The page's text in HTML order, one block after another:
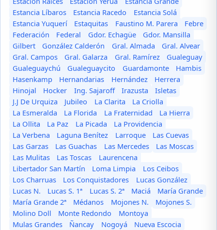
Estancia Líbaros
Estancia Racedo
Estancia Solá
Estancia Yuquerí
Estaquitas Faustino M. Parera
Febre
Federación
Federal Gdor. Echagüe
Gdor. Mansilla
Gilbert
González Calderón Gral. Almada
Gral. Alvear
Gral. Campos
Gral. Galarza Gral. Ramírez
Gualeguay
Gualeguaychú
Gualeguaycito Guardamonte
Hambis
Hasenkamp
Hernandarias Hernández
Herrera
Hinojal
Hocker Ing. Sajaroff Irazusta
Isletas
J.J De Urquiza
Jubileo La Clarita
La Criolla
La Esmeralda
La Florida La Fraternidad
La Hierra
La Ollita
La Paz La Picada
La Providencia
La Verbena
Laguna Benítez Larroque
Las Cuevas
Las Garzas
Las Guachas Las Mercedes
Las Moscas
Las Mulitas
Las Toscas
Laurencena
Libertador San Martín
Loma Limpia
Los Ceibos
Los Charruas
Los Conquistadores
Lucas González
Lucas N.
Lucas S. 1ª Lucas S. 2ª Maciá
María Grande
María Grande 2ª
Médanos Mojones N.
Mojones S.
Molino Doll
Monte Redondo
Montoya
Mulas Grandes
Ñancay Nogoyá
Nueva Escocia